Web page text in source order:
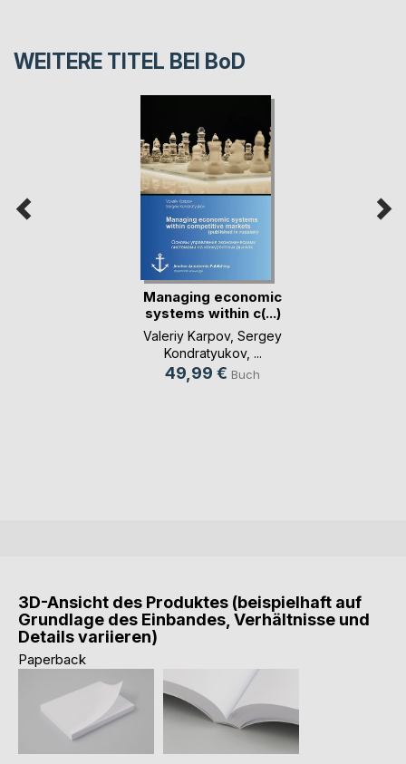
WEITERE TITEL BEI BoD
Managing economic
systems within c(...)
Valeriy Karpov, Sergey
Kondratyukov, ...
49,99 € Buch
3D-Ansicht des Produktes (beispielhaft auf
Grundlage des Einbandes, Verhältnisse und
Details variieren)
Paperback